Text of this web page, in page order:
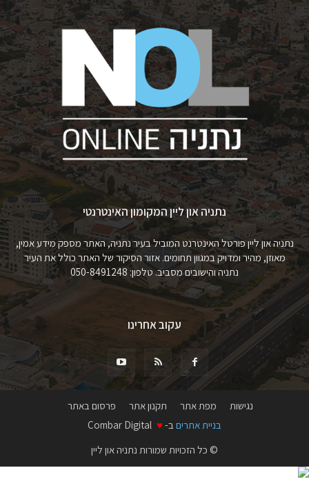
נתניה און ליין המקומון האינטרנטי
נתניה און ליין פורטל האינטרנט המוביל בעיר נתניה, האתר מספק מידע אמין,
מאוזן, מהיר ומדויק במגוון תחומים. אזור הסיקור של האתר כולל את העיר
נתניה והישובים מסביב. טלפון: 050-8491248
עקוב אחרינו
נגישות מפת אתר תקנון אתר
פרסום באתר
בניית אתרים ב- ♥
© כל הזכויות שמורות נתניה און ליין